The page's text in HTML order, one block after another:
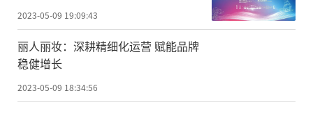
2023-05-09 19:09:43
丽人丽妆：深耕精细化运营 赋能品牌
稳健增长
2023-05-09 18:34:56